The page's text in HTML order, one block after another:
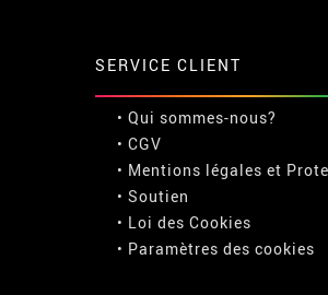
SERVICE CLIENT
• Qui sommes-nous?
• CGV
• Mentions légales et
• Soutien
• Loi des Cookies
• Paramètres des cookies